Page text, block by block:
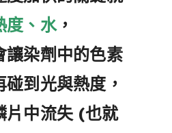
度、水，
讓染劑中的色素
到光與熱度，
片中流失 (也就